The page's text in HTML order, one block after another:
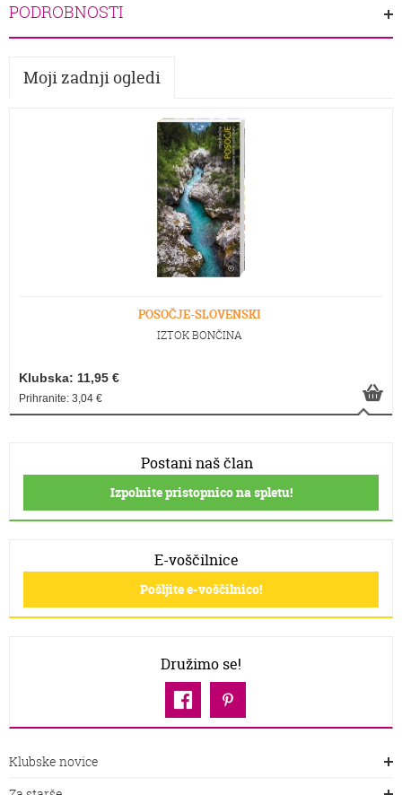
PODROBNOSTI
Moji zadnji ogledi
POSOČJE-SLOVENSKI
IZTOK BONČINA
Klubska: 11,95 €
Prihranite: 3,04 €
Postani naš član
Izpolnite pristopnico na spletu!
E-voščilnice
Pošljite e-voščilnico!
Družimo se!
Klubske novice